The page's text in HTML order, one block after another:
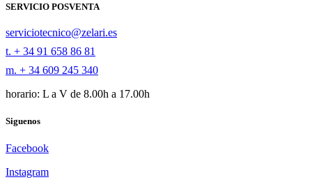
SERVICIO POSVENTA
serviciotecnico@zelari.es
t. + 34 91 658 86 81
m. + 34 609 245 340
horario: L a V de 8.00h a 17.00h
Siguenos
Facebook
Instagram